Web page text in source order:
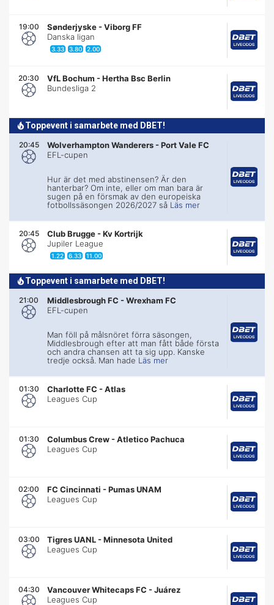
19:00 Sønderjyske -Viborg FF
Danska ligan
3.33 3.80 2.00
20:30 VfL Bochum -Hertha Bsc Berlin
Bundesliga 2
Toppevent i samarbete med DBET!
20:45 Wolverhampton Wanderers -Port Vale FC
EFL-cupen
Hur är det med abstinensen? Är den
hanterbar? Om inte, eller om man bara är
sugen på en försmak av den europeiska
fotbollssäsongen 2026/2027 så Läs mer
20:45 Club Brugge -Kv Kortrijk
Jupiler League
1.22 6.33 11.00
Toppevent i samarbete med DBET!
21:00 Middlesbrough FC -Wrexham FC
EFL-cupen
Man föll på målsnöret förra säsongen,
Middlesbrough efter att man fått både första
och andra chansen att ta sig upp. Kanske
tredje också. Man hade Läs mer
01:30 Charlotte FC -Atlas
Leagues Cup
01:30 Columbus Crew -Atletico Pachuca
Leagues Cup
02:00 FC Cincinnati -Pumas UNAM
Leagues Cup
03:00 Tigres UANL -Minnesota United
Leagues Cup
04:30 Vancouver Whitecaps FC -Juárez
Leagues Cup